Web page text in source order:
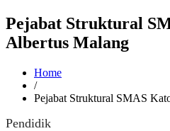
Pejabat Struktural
Albertus Malang
Home
/
Pejabat Struktural SMAS
Pendidik